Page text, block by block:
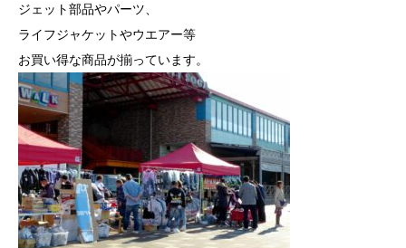
ジェット部品やパーツ、
ライフジャケットやウエアー等
お買い得な商品が揃っています。